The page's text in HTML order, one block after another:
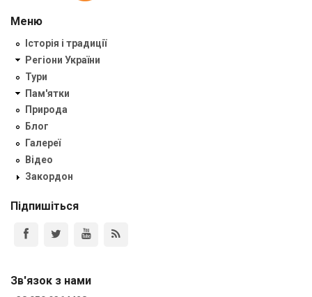
Меню
Історія і традиції
Регіони України
Тури
Пам'ятки
Природа
Блог
Галереї
Відео
Закордон
Підпишіться
Зв'язок з нами